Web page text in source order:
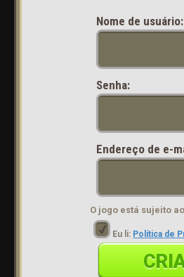
Nome de usuário:
Senha:
Endereço de e-
O jogo está sujeito
Eu li: Política de